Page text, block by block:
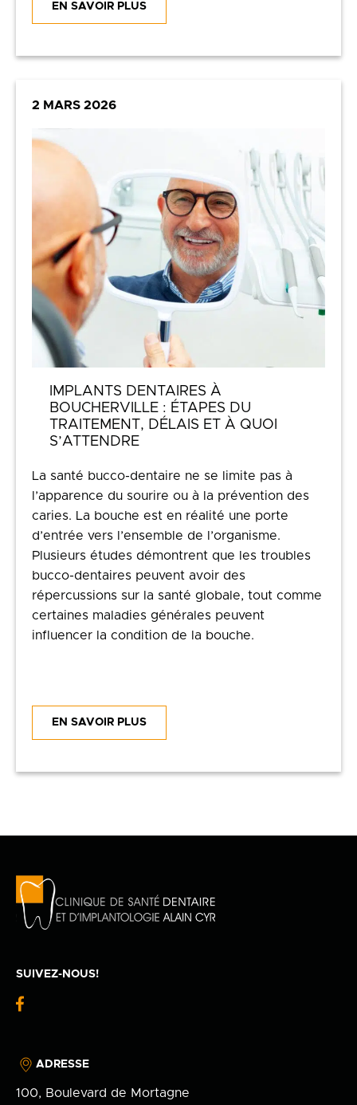
EN SAVOIR PLUS
2 MARS 2026
IMPLANTS DENTAIRES À
BOUCHERVILLE : ÉTAPES DU
TRAITEMENT, DÉLAIS ET À QUOI
S’ATTENDRE
La santé bucco-dentaire ne se limite pas à
l’apparence du sourire ou à la prévention des
caries. La bouche est en réalité une porte
d’entrée vers l’ensemble de l’organisme.
Plusieurs études démontrent que les troubles
bucco-dentaires peuvent avoir des
répercussions sur la santé globale, tout comme
certaines maladies générales peuvent
influencer la condition de la bouche.
EN SAVOIR PLUS
SUIVEZ-NOUS!
fb-
ADRESSE
100, Boulevard de Mortagne